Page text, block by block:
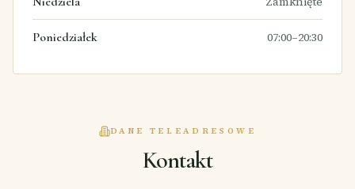
Poniedziałek 07:00–20:30
DANE TELEADRESOWE
Kontakt